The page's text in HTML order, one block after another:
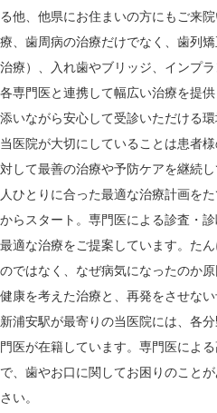
る他、他県にお住まいの方にもご来
療、歯周病の治療だけでなく、歯列
治療）、入れ歯やブリッジ、インプ
各専門医と連携して幅広い治療を提
添いながら安心して受診いただける
当医院が大切にしていることは患者
対して最善の治療や予防ケアを継続
人ひとりに合った最適な治療計画を
からスタート。専門医による診査・
最適な治療をご提案しています。た
のではなく、なぜ病気になったのか
健康を考えた治療と、再発をさせない
新浦安駅が最寄りの当医院には、各
門医が在籍しています。専門医によ
で、歯やお口に関してお困りのこと
さい。